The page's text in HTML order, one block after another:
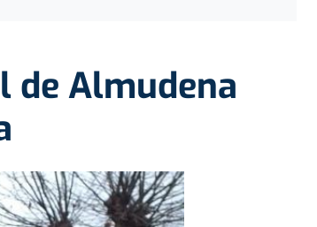
de Almudena